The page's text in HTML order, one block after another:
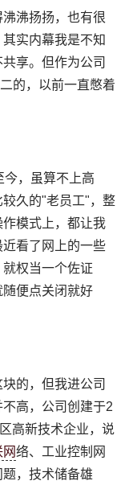
沸沸扬扬，也有很
实内幕我是不知
享。但作为公司
的，以前一直憋着
今，虽算不上高
久的"老员工"，整
模式上，都让我
看了网上的一些
权当一个佐证
便点关闭就好
的，但我进公司
不高，公司创建于2
高新技术企业，说
网络、工业控制网
题，技术储备雄